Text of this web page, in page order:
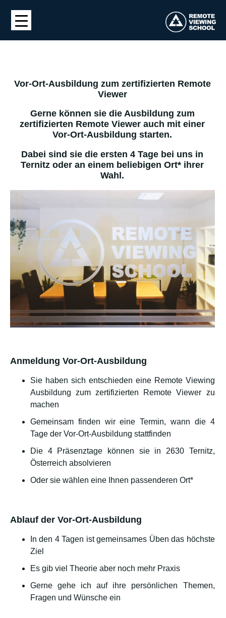
Vor-Ort-Ausbildung zum zertifizierten Remote
Viewer
Gerne können sie die Ausbildung zum
zertifizierten Remote Viewer auch mit einer
Vor-Ort-Ausbildung starten.
Dabei sind sie die ersten 4 Tage bei uns in
Ternitz oder an einem beliebigen Ort* ihrer
Wahl.
Anmeldung Vor-Ort-Ausbildung
Sie haben sich entschieden eine Remote Viewing
Ausbildung zum zertifizierten Remote Viewer zu
machen
Gemeinsam finden wir eine Termin, wann die 4
Tage der Vor-Ort-Ausbildung stattfinden
Die 4 Präsenztage können sie in 2630 Ternitz,
Österreich absolvieren
Oder sie wählen eine Ihnen passenderen Ort*
Ablauf der Vor-Ort-Ausbildung
In den 4 Tagen ist gemeinsames Üben das höchste
Ziel
Es gib viel Theorie aber noch mehr Praxis
Gerne gehe ich auf ihre persönlichen Themen,
Fragen und Wünsche ein